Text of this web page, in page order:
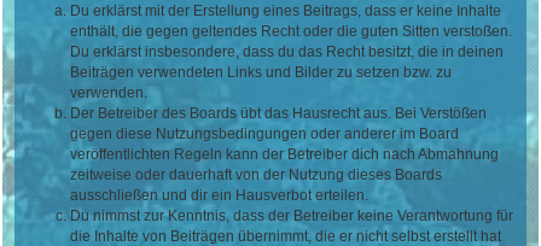
Du erklärst mit der Erstellung eines Beitrags, dass er keine Inhalte
enthält, die gegen geltendes Recht oder die guten Sitten verstoßen.
Du erklärst insbesondere, dass du das Recht besitzt, die in deinen
Beiträgen verwendeten Links und Bilder zu setzen bzw. zu
verwenden.
Der Betreiber des Boards übt das Hausrecht aus. Bei Verstößen
gegen diese Nutzungsbedingungen oder anderer im Board
veröffentlichten Regeln kann der Betreiber dich nach Abmahnung
zeitweise oder dauerhaft von der Nutzung dieses Boards
ausschließen und dir ein Hausverbot erteilen.
Du nimmst zur Kenntnis, dass der Betreiber keine Verantwortung für
die Inhalte von Beiträgen übernimmt, die er nicht selbst erstellt hat